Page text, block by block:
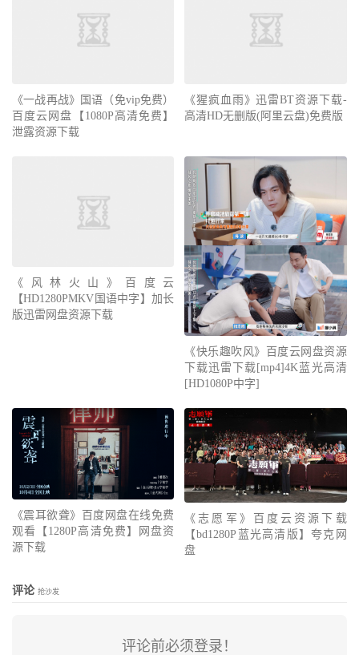
《一战再战》国语（免vip免费）
百度云网盘【1080P高清免费】
泄露资源下载
《猩疯血雨》迅雷BT资源下载-
高清HD无删版(阿里云盘)免费版
《风林火山》百度云
【HD1280PMKV国语中字】加长
版迅雷网盘资源下载
《快乐趣吹风》百度云网盘资源
下载迅雷下载[mp4]4K蓝光高清
[HD1080P中字]
《震耳欲聋》百度网盘在线免费
观看【1280P高清免费】网盘资
源下载
《志愿军》百度云资源下载
【bd1280P蓝光高清版】夸克网
盘
评论 抢沙发
评论前必须登录！